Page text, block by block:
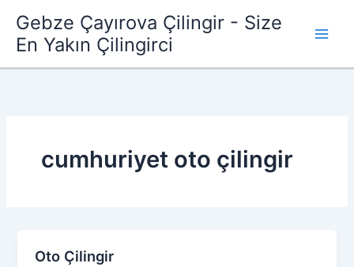
atlaGebze Çayırova Çilingir - Size
En Yakın Çilingirci
cumhuriyet oto çilingir
Oto Çilingir